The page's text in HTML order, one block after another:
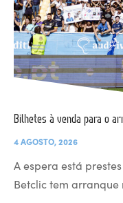
Bilhetes à venda para o
4 AGOSTO, 2026
A espera está
Betclic tem